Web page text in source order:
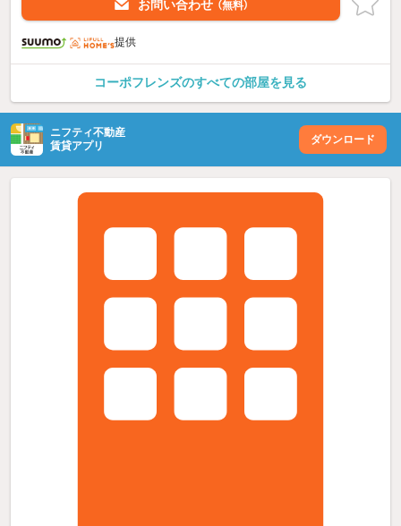
お問い合わせ （無料）
提供
コーポフレンズのすべての部屋を見る
ニフティ不動産
賃貸アプリ
ダウンロード